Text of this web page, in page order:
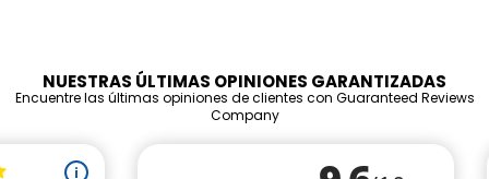
NUESTRAS ÚLTIMAS OPINIONES GARANTIZADAS
Encuentre las últimas opiniones de clientes con Guaranteed Reviews
Company